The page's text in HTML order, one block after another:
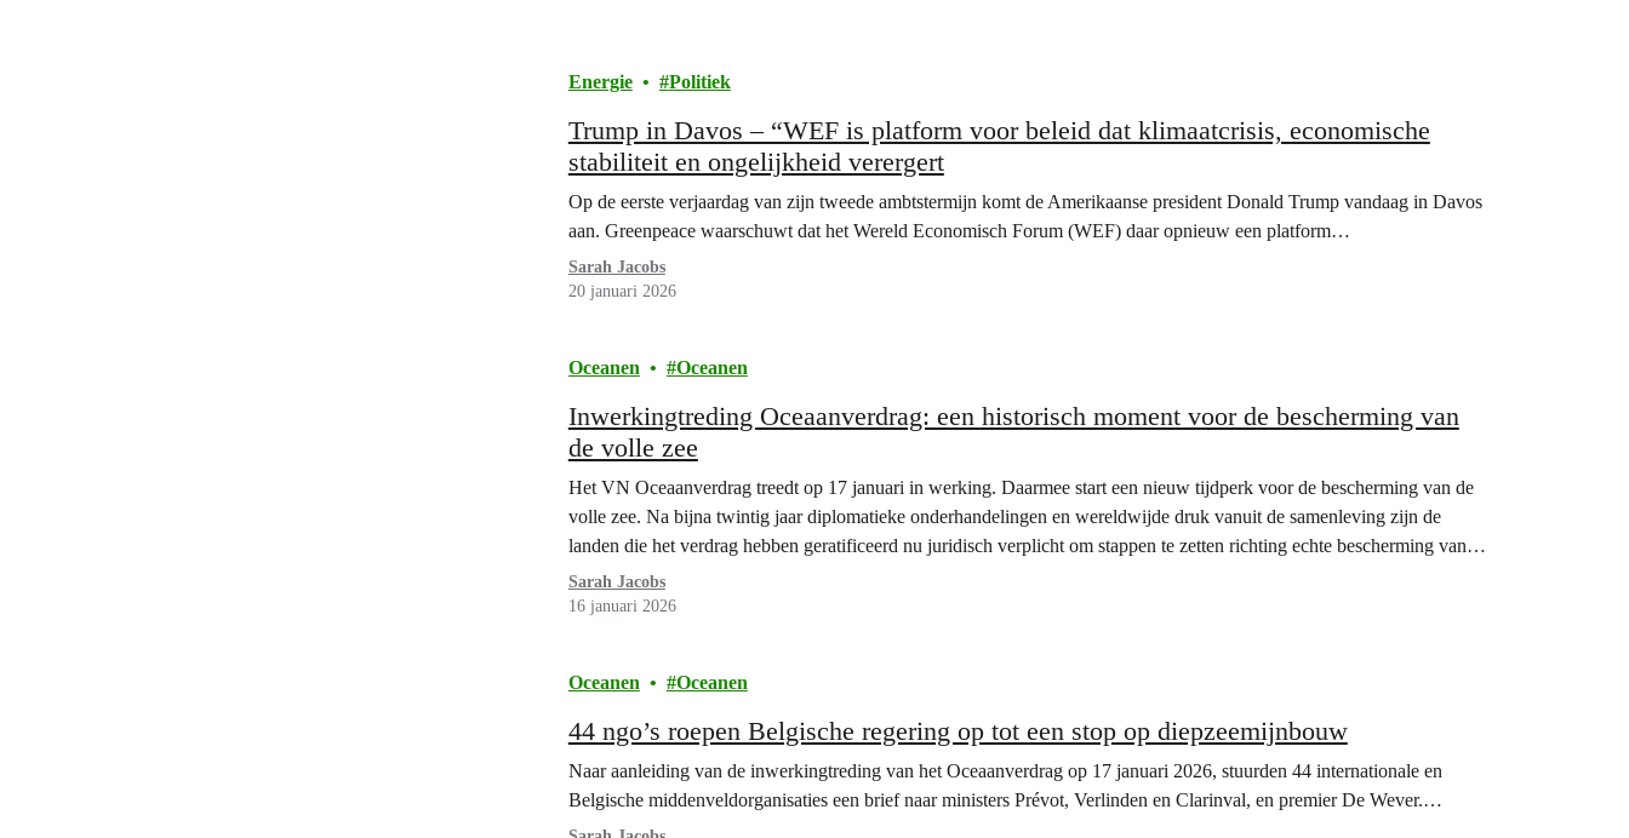
Energie Politiek
Trump in Davos – “WEF is platform voor beleid dat klimaatcrisis, economische
stabiliteit en ongelijkheid verergert
Op de eerste verjaardag van zijn tweede ambtstermijn komt de Amerikaanse president Donald Trump vandaag in Davos
aan. Greenpeace waarschuwt dat het Wereld Economisch Forum (WEF) daar opnieuw een platform…
Sarah Jacobs
20 januari 2026
Oceanen Oceanen
Inwerkingtreding Oceaanverdrag: een historisch moment voor de bescherming van
de volle zee
Het VN Oceaanverdrag treedt op 17 januari in werking. Daarmee start een nieuw tijdperk voor de bescherming van de
volle zee. Na bijna twintig jaar diplomatieke onderhandelingen en wereldwijde druk vanuit de samenleving zijn de
landen die het verdrag hebben geratificeerd nu juridisch verplicht om stappen te zetten richting echte bescherming van
kwetsbare ecosystemen in…
Sarah Jacobs
16 januari 2026
Oceanen Oceanen
44 ngo’s roepen Belgische regering op tot een stop op diepzeemijnbouw
Naar aanleiding van de inwerkingtreding van het Oceaanverdrag op 17 januari 2026, stuurden 44 internationale en
Belgische middenveldorganisaties een brief naar ministers Prévot, Verlinden en Clarinval, en premier De Wever.…